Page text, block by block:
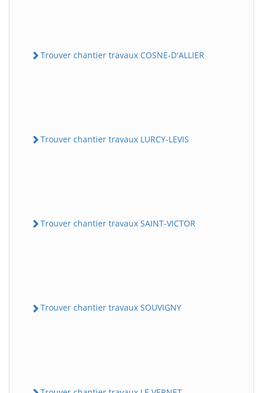
Trouver chantier travaux COSNE-D'ALLIER
Trouver chantier travaux LURCY-LEVIS
Trouver chantier travaux SAINT-VICTOR
Trouver chantier travaux SOUVIGNY